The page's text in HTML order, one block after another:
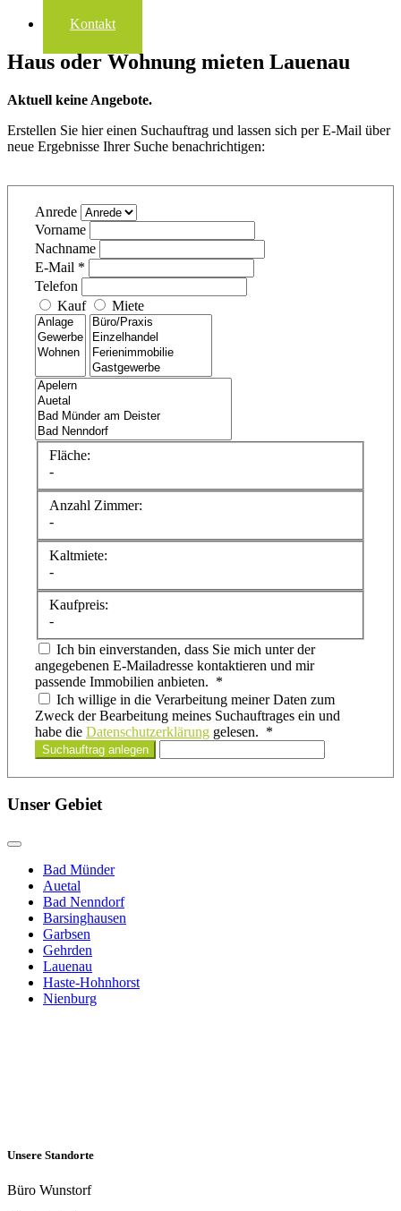
Kontakt
Haus oder Wohnung mieten Lauenau
Aktuell keine Angebote.
Erstellen Sie hier einen Suchauftrag und lassen sich per E-Mail über
neue Ergebnisse Ihrer Suche benachrichtigen:
Anrede
Vorname
Nachname
E-Mail *
Telefon
Kauf
Miete
Fläche:
-
Anzahl Zimmer:
-
Kaltmiete:
-
Kaufpreis:
-
Ich bin einverstanden, dass Sie mich unter der
angegebenen E-Mailadresse kontaktieren und mir
passende Immobilien anbieten. *
Ich willige in die Verarbeitung meiner Daten zum
Zweck der Bearbeitung meines Suchauftrages ein und
habe die Datenschutzerklärung gelesen. *
Suchauftrag anlegen
Unser Gebiet
Bad Münder
Auetal
Bad Nenndorf
Barsinghausen
Garbsen
Gehrden
Lauenau
Haste-Hohnhorst
Nienburg
Unsere Standorte
Büro Wunstorf